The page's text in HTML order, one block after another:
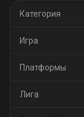
Категория
Игра
Платформы
Лига